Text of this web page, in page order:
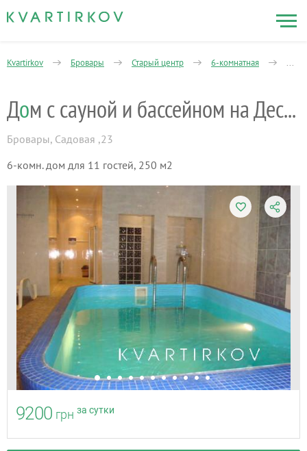
Kvartirkov Бровары Старый центр 6-комнатная Дом
До м с сауной и бассейном на Десне
Бровары, Садовая ,23
6-комн. дом для 11 гостей, 250 м2
9200 грн за сутки